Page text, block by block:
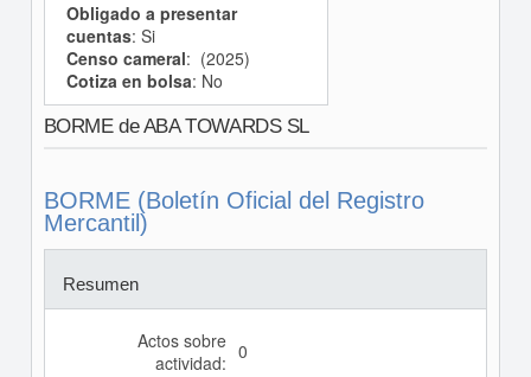
Obligado a presentar
cuentas: Si
Censo cameral: (2025)
Cotiza en bolsa: No
BORME de ABA TOWARDS SL
BORME (Boletín Oficial del Registro
Mercantil)
Resumen
Actos sobre
actividad: 0